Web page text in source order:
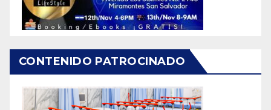
CONTENIDO PATROCINADO